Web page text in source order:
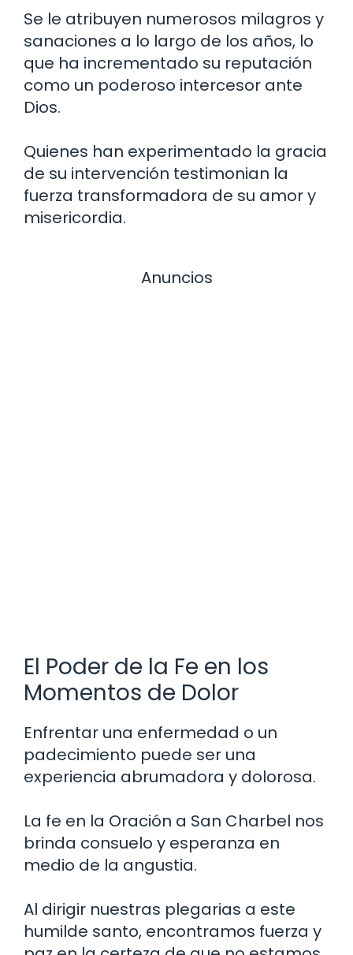
Se le atribuyen numerosos milagros y
sanaciones a lo largo de los años, lo
que ha incrementado su reputación
como un poderoso intercesor ante
Dios.
Quienes han experimentado la gracia
de su intervención testimonian la
fuerza transformadora de su amor y
misericordia.
Anuncios
El Poder de la Fe en los
Momentos de Dolor
Enfrentar una enfermedad o un
padecimiento puede ser una
experiencia abrumadora y dolorosa.
La fe en la Oración a San Charbel nos
brinda consuelo y esperanza en
medio de la angustia.
Al dirigir nuestras plegarias a este
humilde santo, encontramos fuerza y